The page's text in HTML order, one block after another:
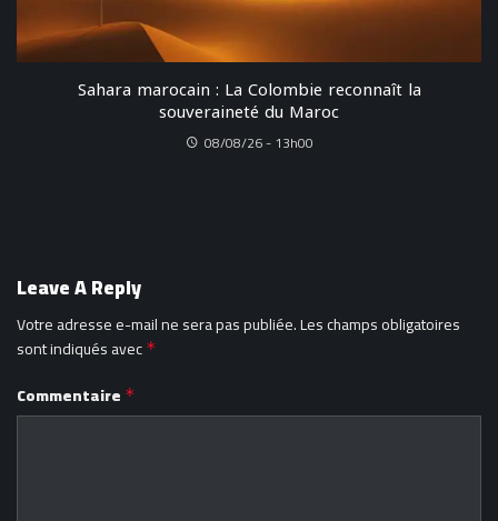
Sahara marocain : La Colombie reconnaît la
souveraineté du Maroc
08/08/26 - 13h00
Leave A Reply
Votre adresse e-mail ne sera pas publiée.Les champs obligatoires
sont indiqués avec *
Commentaire *